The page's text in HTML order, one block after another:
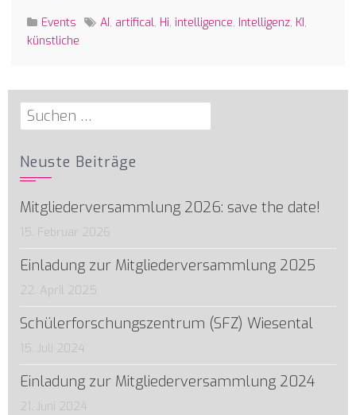
Events AI, artifical, Hi, intelligence, Intelligenz, KI,
künstliche
Suchen
Neuste Beiträge
Mitgliederversammlung 2026: save the date!
15. Februar 2026
Einladung zur Mitgliederversammlung 2025
22. April 2025
Schülerforschungszentrum (SFZ) Wiesental
15. Juli 2024
Einladung zur Mitgliederversammlung 2024
21. Juni 2024